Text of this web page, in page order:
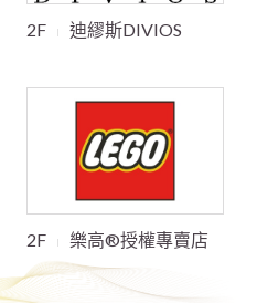
2F 迪繆斯DIVIOS
2F 樂高®授權專賣店